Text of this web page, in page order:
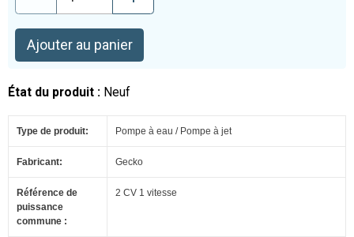
Ajouter au panier
État du produit : Neuf
Type de produit: Pompe à eau / Pompe à jet
Fabricant: Gecko
Référence de
puissance
commune :
2 CV 1 vitesse